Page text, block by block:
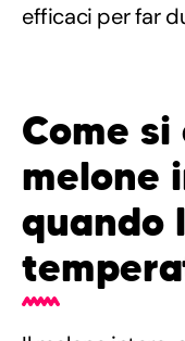
efficaci per far
Come
melone
quando